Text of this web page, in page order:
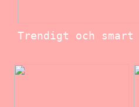
Trendigt och smart